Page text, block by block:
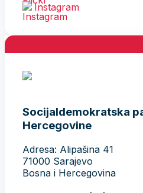
Instagram
Socijaldemokratska
Hercegovine
Adresa: Alipašina 41
71000 Sarajevo
Bosna i Hercegovina